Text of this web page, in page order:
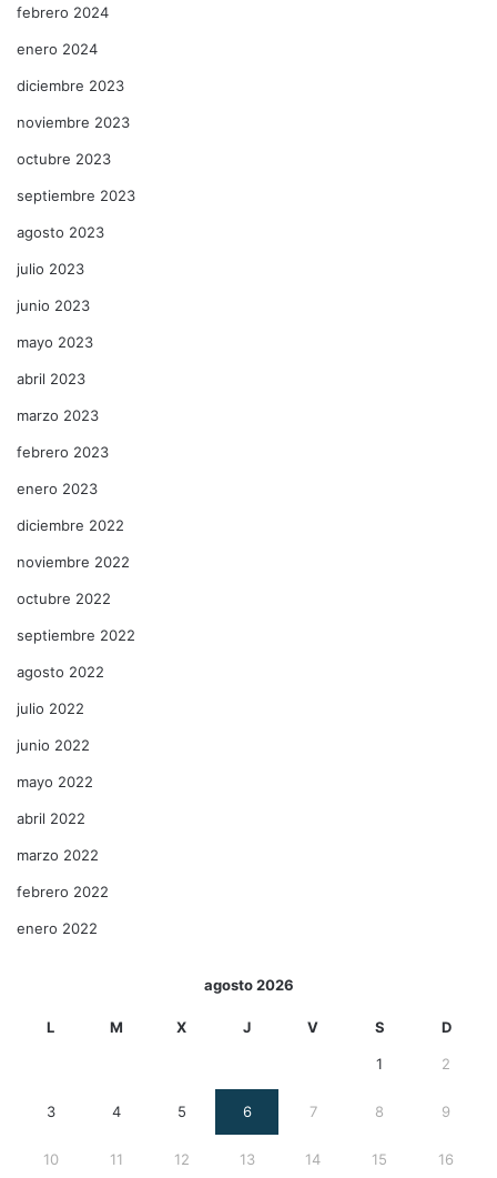
febrero 2024
enero 2024
diciembre 2023
noviembre 2023
octubre 2023
septiembre 2023
agosto 2023
julio 2023
junio 2023
mayo 2023
abril 2023
marzo 2023
febrero 2023
enero 2023
diciembre 2022
noviembre 2022
octubre 2022
septiembre 2022
agosto 2022
julio 2022
junio 2022
mayo 2022
abril 2022
marzo 2022
febrero 2022
enero 2022
agosto 2026
L M X J V S D
1 2
3 4 5 6 7 8 9
10 11 12 13 14 15 16